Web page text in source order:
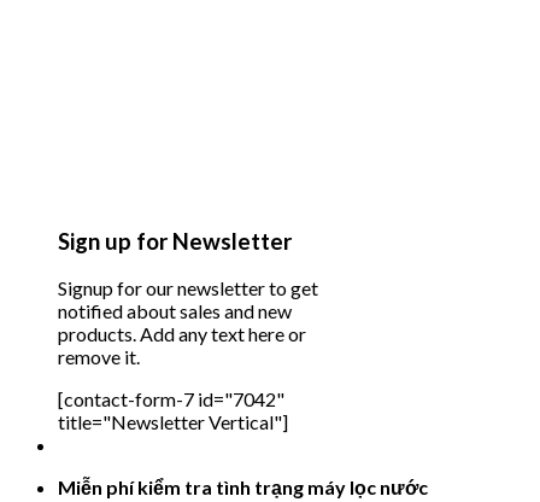
Sign up for Newsletter
Signup for our newsletter to get
notified about sales and new
products. Add any text here or
remove it.
[contact-form-7 id="7042"
title="Newsletter Vertical"]
Miễn phí kiểm tra tình trạng máy lọc nước